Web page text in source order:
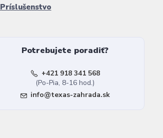
Príslušenstvo
Potrebujete poradiť?
+421 918 341 568
(Po-Pia, 8-16 hod.)
info@texas-zahrada.sk